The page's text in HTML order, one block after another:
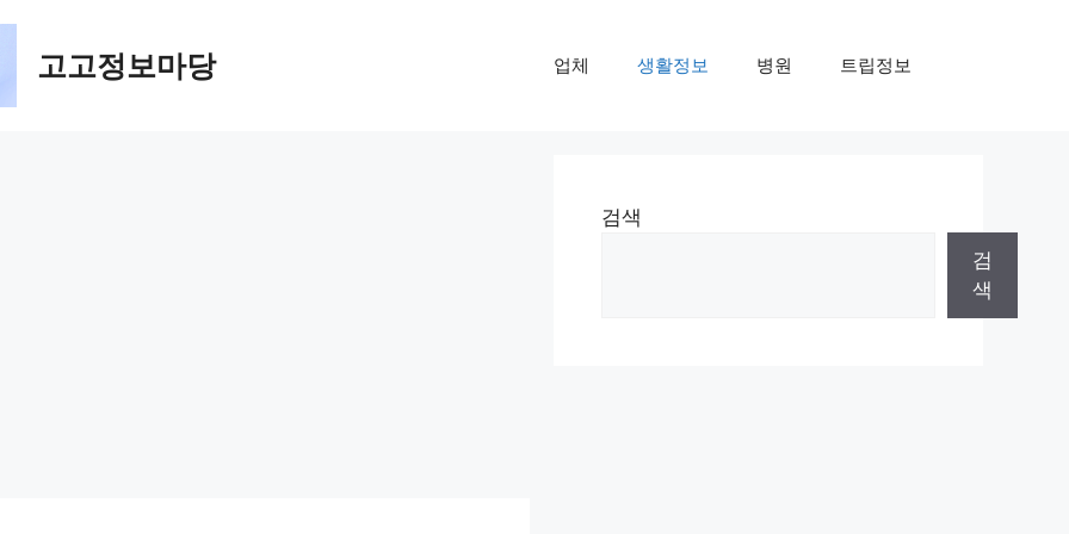
고고정보마당 업체 생활정보 병원 트립정보
검색
검
색